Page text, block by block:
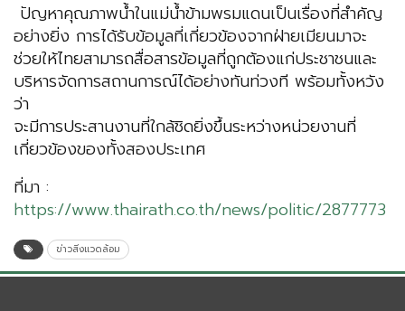
ปัญหาคุณภาพน้ำในแม่น้ำข้ามพรมแดนเป็นเรื่องที่สำคัญ
อย่างยิ่ง การได้รับข้อมูลที่เกี่ยวข้องจากฝ่ายเมียนมาจะ
ช่วยให้ไทยสามารถสื่อสารข้อมูลที่ถูกต้องแก่ประชาชนและ
บริหารจัดการสถานการณ์ได้อย่างทันท่วงที พร้อมทั้งหวัง
ว่า
จะมีการประสานงานที่ใกล้ชิดยิ่งขึ้นระหว่างหน่วยงานที่
เกี่ยวข้องของทั้งสองประเทศ
ที่มา :
https://www.thairath.co.th/news/politic/2877773
ข่าวสิ่งแวดล้อม